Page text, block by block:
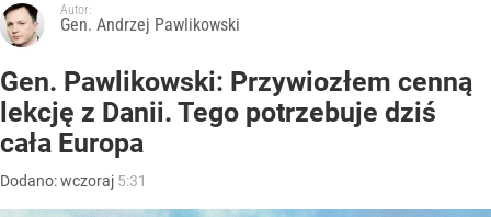
Autor:
Gen. Andrzej Pawlikowski
Gen. Pawlikowski: Przywiozłem cenną
lekcję z Danii. Tego potrzebuje dziś
cała Europa
Dodano:wczoraj 5:31